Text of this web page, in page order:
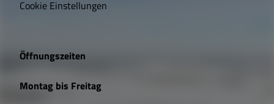
e
L
Cookie Einstellungen
Öffnungszeiten
Montag bis Freitag